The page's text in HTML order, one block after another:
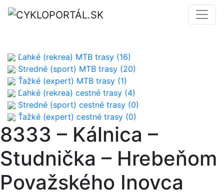
Ľahké (rekrea) MTB trasy (16)
Stredné (sport) MTB trasy (20)
Ťažké (expert) MTB trasy (1)
Ľahké (rekrea) cestné trasy (4)
Stredné (sport) cestné trasy (0)
Ťažké (expert) cestné trasy (0)
8333 – Kálnica –
Studnička – Hrebeňom
Považského Inovca